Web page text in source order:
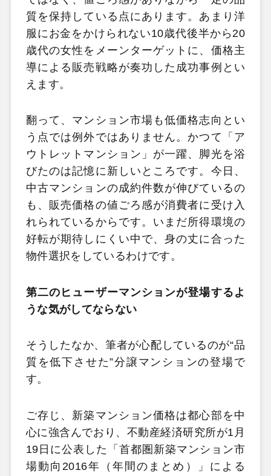
質を保持している点にあります。あまり洋
服にお金をかけられない10歳代後半から20
歳代の女性をメーンターゲットに、価格主
導による販売戦略が奏功した成功事例とい
えます。
翻って、マンション市場も低価格志向とい
う点では例外ではありません。かつて「ア
ウトレットマンション」が一躍、脚光を浴
びたのは記憶に新しいところです。今日、
中古マンションの成約件数が伸びているの
も、販売価格の値ごろ感が消費者に受け入
れられているからです。いまだ所得環境の
好転が期待しにくい中で、身の丈に合った
物件選択をしているわけです。
第二のヒューザーマンションが登場するよ
うな気がしてならない
そうしたなか、筆者が心配しているのが“品
質を低下させた”分譲マンションの登場で
す。
ご存じ、新築マンション価格は都心部を中
心に強含んでおり、不動産経済研究所が1月
19日に公表した「首都圏新築マンション市
場動向2016年（年間のまとめ）」による